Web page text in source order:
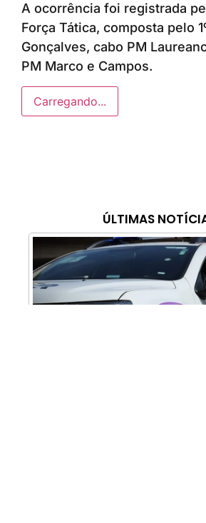
ÚLTIMAS
A ocorrência foi registrada
Força Tática, composta pelo
Gonçalves, cabo PM
PM Marco e Campos.
Carregando...
Anunciar ou recomendar